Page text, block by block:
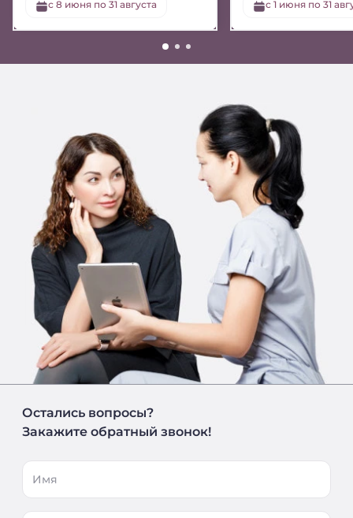
с 8 июня по 31 августа c 1 июня по 31
Остались вопросы?
Закажите обратный звонок!
Имя